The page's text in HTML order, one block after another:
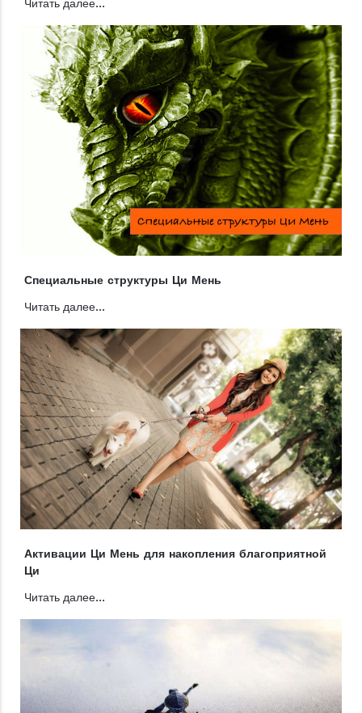
Читать далее...
Специальные структуры Ци Мень
Читать далее...
Активации Ци Мень для накопления благоприятной
Ци
Читать далее...